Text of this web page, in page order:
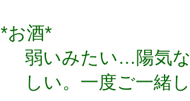
*お酒*
弱いみたい…陽気
しい。一度ご一緒